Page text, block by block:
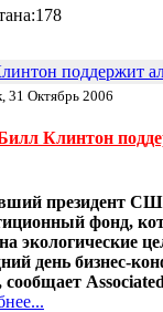
поддержит
31 Октябрь 2006
Клинтон
президент
фонд,
экологические
день бизнес-